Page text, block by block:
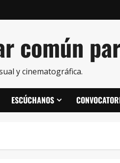
común
y cinematográfica.
ESCÚCHANOS